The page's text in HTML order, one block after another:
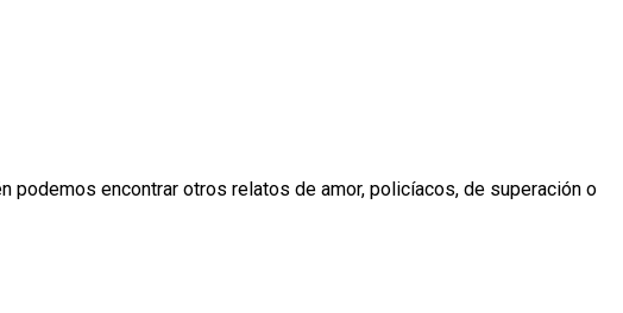
podemos encontrar otros relatos de amor, policíacos, de superación o